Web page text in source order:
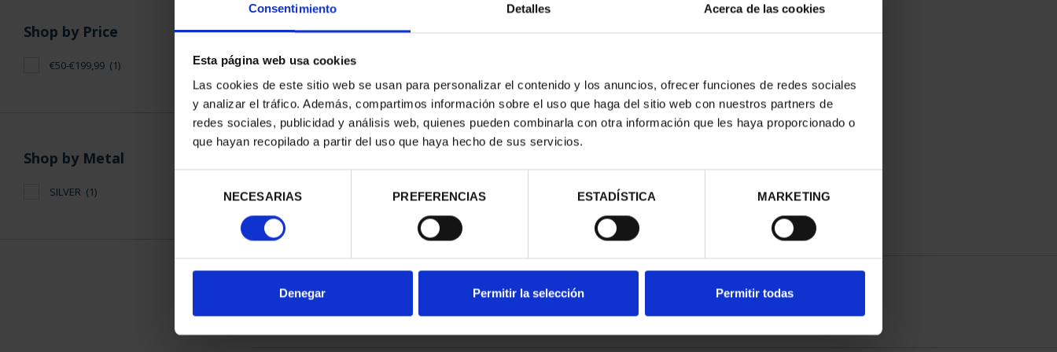
Consentimiento Detalles Acerca de las cookies
Esta página web usa cookies
Las cookies de este sitio web se usan para personalizar el contenido y los anuncios, ofrecer funciones de redes sociales
y analizar el tráfico. Además, compartimos información sobre el uso que haga del sitio web con nuestros partners de
redes sociales, publicidad y análisis web, quienes pueden combinarla con otra información que les haya proporcionado o
que hayan recopilado a partir del uso que haya hecho de sus servicios.
consentimiento
NECESARIAS PREFERENCIAS ESTADÍSTICA MARKETING
Denegar Permitir la selección Permitir todas
Shop by Price
€50-€199,99 (1)
Shop by Metal
SILVER (1)
NATIONAL HERITAGE II -
ROYAL PALACE OF M...
SORT BY: